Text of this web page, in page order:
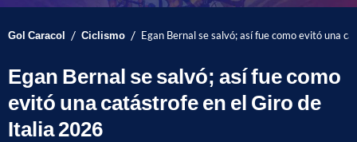
Gol Caracol / Ciclismo / Egan Bernal se salvó; así fue como evitó una
Egan Bernal se salvó; así fue como
evitó una catástrofe en el Giro de
Italia 2026